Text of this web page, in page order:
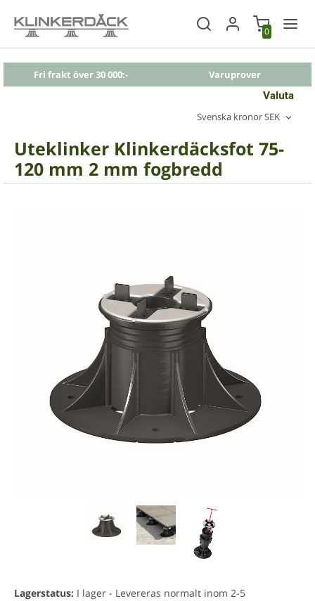
0
Fri frakt över 30 000:-
Varuprover
Valuta
Svenska kronor SEK
Uteklinker Klinkerdäcksfot 75-
120 mm 2 mm fogbredd
Lagerstatus: I lager - Levereras normalt inom 2-5